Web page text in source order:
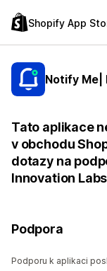
Shopify App
Notify Me|
Tato aplikace
v obchodu
dotazy na
Innovation
Podpora
Podporu k aplikaci